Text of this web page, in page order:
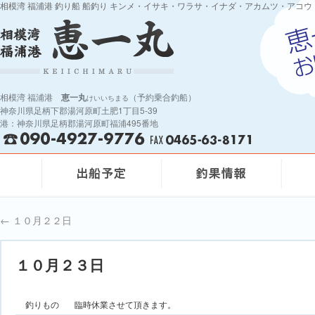
相模湾 福浦港 釣り船 船釣り キンメ・イサキ・ワラサ・イナダ・アカムツ・アコ
相模湾 福浦港 恵一丸けいいちまる
（予約乗合釣船）
神奈川県足柄下郡湯河原町土肥1丁目5-39
港：神奈川県足柄郡湯河原町福浦495番地
← １０月２２日
１０月２３日
釣りもの 臨時休業させて頂きます。